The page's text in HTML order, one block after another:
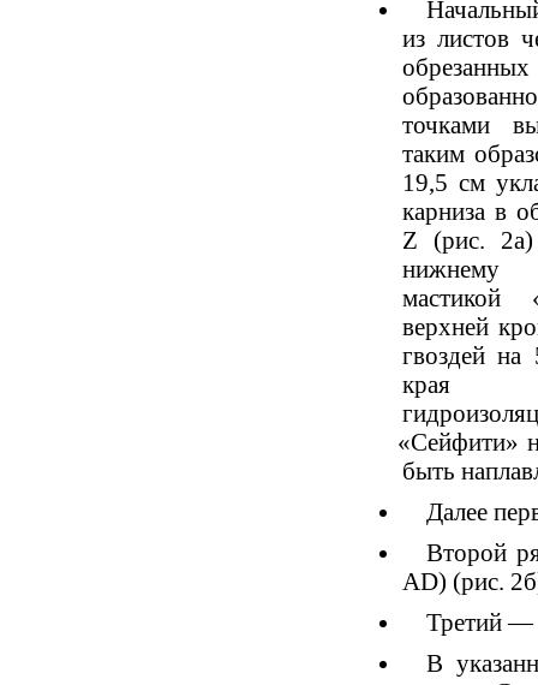
из листов
точками
таким
19,5 см
карниза в
Z
(рис.
нижнему
мастикой
верхней
гвоздей
края
«Сейфити»
быть
Далее
Второй
AD) (рис.
Третий —
В